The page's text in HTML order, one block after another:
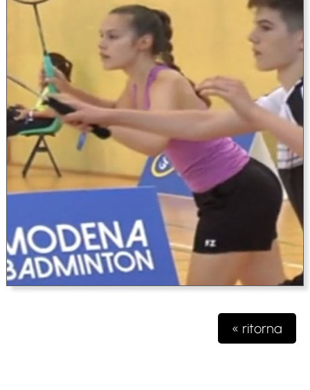
« ritorna